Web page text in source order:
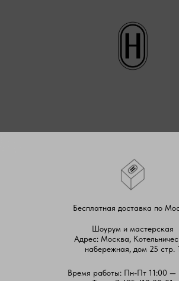
Шоурум и мастерская
Адрес: Москва,
набережная, дом 25 стр. 1
Время работы: Пн-Пт 11:00 —
Бесплатная доставка по